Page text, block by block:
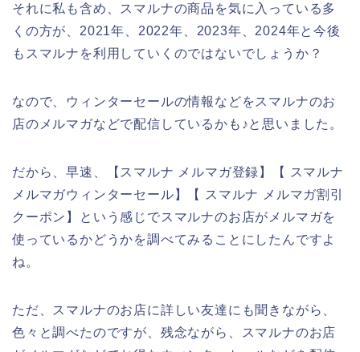
それに私も含め、スマルナの商品を気に入っている多
くの方が、2021年、2022年、2023年、2024年と今後
もスマルナを利用していくのではないでしょうか？
なので、ウィンターセールの情報などをスマルナのお
店のメルマガなどで配信しているかも♪と思いました。
だから、早速、【スマルナ メルマガ登録】【 スマルナ
メルマガウィンターセール】【 スマルナ メルマガ割引
クーポン】という感じでスマルナのお店がメルマガを
使っているかどうかを調べてみることにしたんですよ
ね。
ただ、スマルナのお店に詳しい友達にも聞きながら、
色々と調べたのですが、残念ながら、スマルナのお店